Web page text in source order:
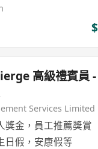
高級禮賓員
Services Limited
獎金，員工推薦獎賞
日假，安康假等